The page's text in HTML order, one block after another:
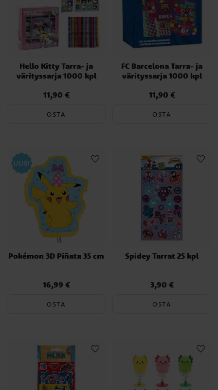
Hello Kitty Tarra- ja
värityssarja 1000 kpl
Hinta:11,90 €
11,90 €
OSTA
FC Barcelona Tarra- ja
värityssarja 1000 kpl
Hinta:11,90 €
11,90 €
OSTA
Pokémon 3D Piñata 35 cm
Hinta:16,99 €
16,99 €
OSTA
Spidey Tarrat 25 kpl
Hinta:3,90 €
3,90 €
OSTA